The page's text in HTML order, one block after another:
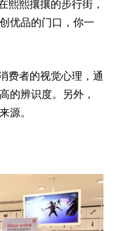
熙攘攘的步行街，
优品的门口，你一
者的视觉心理，通
的辨识度。另外，
源。